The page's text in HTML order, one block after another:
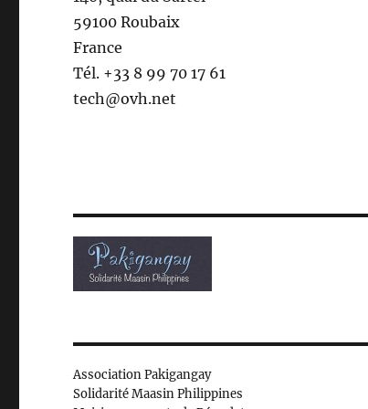
59100 Roubaix
France
Tél. +33 8 99 70 17 61
tech@ovh.net
Association Pakigangay
Solidarité Maasin Philippines